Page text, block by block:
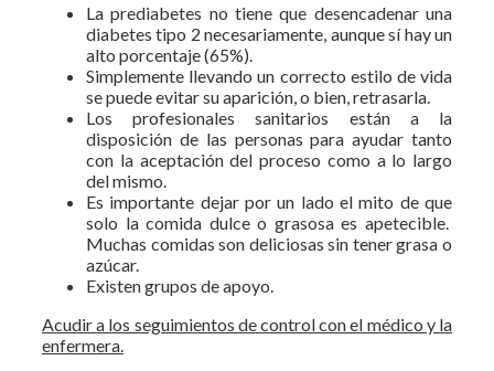
La prediabetes no tiene que desencadenar una
diabetes tipo 2 necesariamente, aunque sí hay un
alto porcentaje (65%).
Simplemente llevando un correcto estilo de vida
se puede evitar su aparición, o bien, retrasarla.
Los profesionales sanitarios están a la
disposición de las personas para ayudar tanto
con la aceptación del proceso como a lo largo
del mismo.
Es importante dejar por un lado el mito de que
solo la comida dulce o grasosa es apetecible.
Muchas comidas son deliciosas sin tener grasa o
azúcar.
Existen grupos de apoyo.
Acudir a los seguimientos de control con el médico y la
enfermera.